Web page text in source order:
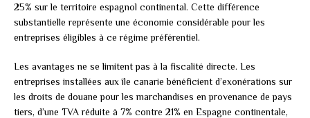
25% sur le territoire espagnol continental. Cette différence
substantielle représente une économie considérable pour les
entreprises éligibles à ce régime préférentiel.
Les avantages ne se limitent pas à la fiscalité directe. Les
entreprises installées aux île canarie bénéficient d’exonérations sur
les droits de douane pour les marchandises en provenance de pays
tiers, d’une TVA réduite à 7% contre 21% en Espagne continentale,